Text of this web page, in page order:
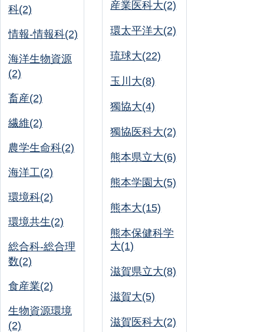
科(2)
情報-情報科(2)
海洋生物資源
(2)
畜産(2)
繊維(2)
農学生命科(2)
海洋工(2)
環境科(2)
環境共生(2)
総合科-総合理
数(2)
食産業(2)
生物資源環境
(2)
産業医科大(2)
環太平洋大(2)
琉球大(22)
玉川大(8)
獨協大(4)
獨協医科大(2)
熊本県立大(6)
熊本学園大(5)
熊本大(15)
熊本保健科学
大(1)
滋賀県立大(8)
滋賀大(5)
滋賀医科大(2)